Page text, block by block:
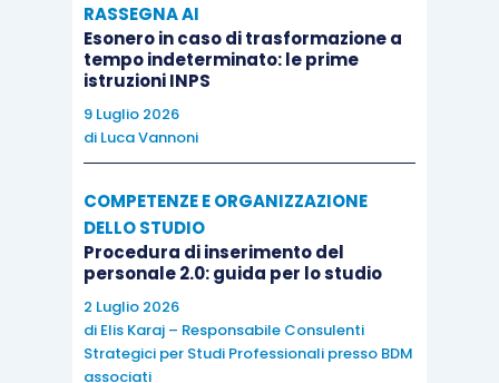
RASSEGNA AI
Esonero in caso di trasformazione a
tempo indeterminato: le prime
istruzioni INPS
9 Luglio 2026
di Luca Vannoni
COMPETENZE E ORGANIZZAZIONE
DELLO STUDIO
Procedura di inserimento del
personale 2.0: guida per lo studio
2 Luglio 2026
di Elis Karaj – Responsabile Consulenti
Strategici per Studi Professionali presso BDM
associati